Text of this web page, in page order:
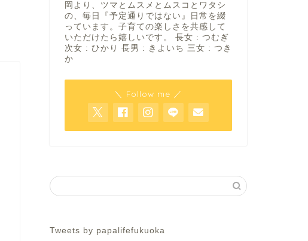
岡より、ツマとムスメとムスコとワタシ
の、毎日『予定通りではない』日常を綴
っています。子育ての楽しさを共感して
いただけたら嬉しいです。 長女 : つむぎ
次女 : ひかり 長男 : きよいち 三女 : つき
か
＼ Follow me ／
Tweets by papalifefukuoka